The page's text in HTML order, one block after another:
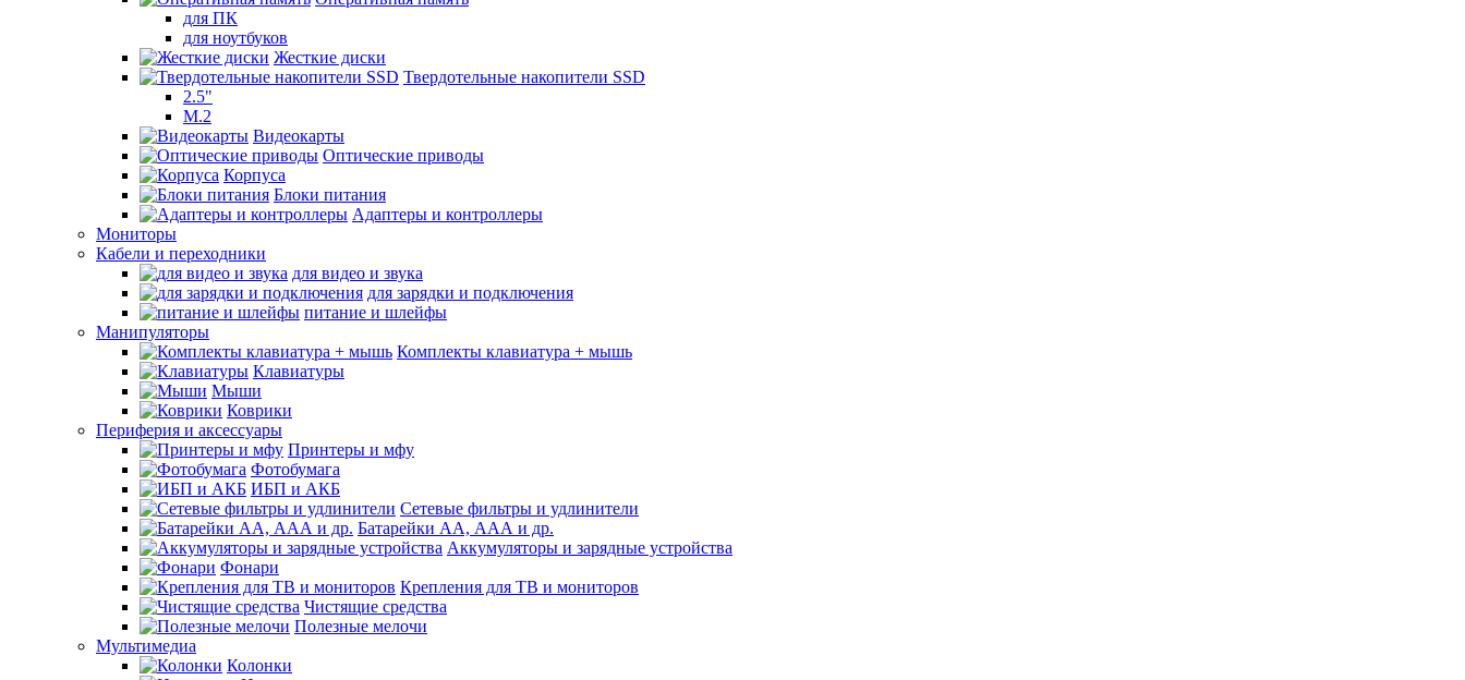
для ПК
для ноутбуков
Жесткие диски
Твердотельные накопители SSD
2.5"
M.2
Видеокарты
Оптические приводы
Корпуса
Блоки питания
Адаптеры и контроллеры
Мониторы
Кабели и переходники
для видео и звука
для зарядки и подключения
питание и шлейфы
Манипуляторы
Комплекты клавиатура + мышь
Клавиатуры
Мыши
Коврики
Периферия и аксессуары
Принтеры и мфу
Фотобумага
ИБП и АКБ
Сетевые фильтры и удлинители
Батарейки АА, ААА и др.
Аккумуляторы и зарядные устройства
Фонари
Крепления для ТВ и мониторов
Чистящие средства
Полезные мелочи
Мультимедиа
Колонки